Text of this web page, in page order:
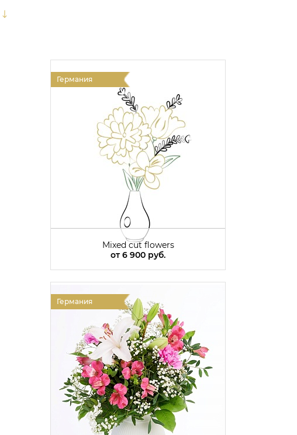
Германия
Mixed cut flowers
от6 900 руб.
Германия